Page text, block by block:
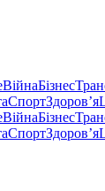
ВійнаБізнес
СпортЗдоровʼя
ВійнаБізнес
СпортЗдоровʼя